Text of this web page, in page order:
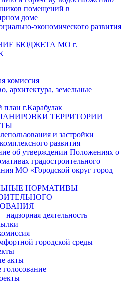
помещений в
доме
экономического развития
БЮДЖЕТА МО г.
комиссия
архитектура, земельные
план г.Карабулак
ТЕРРИТОРИИ
и застройки
развития
об утверждении Положениях о
градостроительного
МО «Городской округ город
НОРМАТИВЫ
надзорная деятельность
городской среды
акты
голосование